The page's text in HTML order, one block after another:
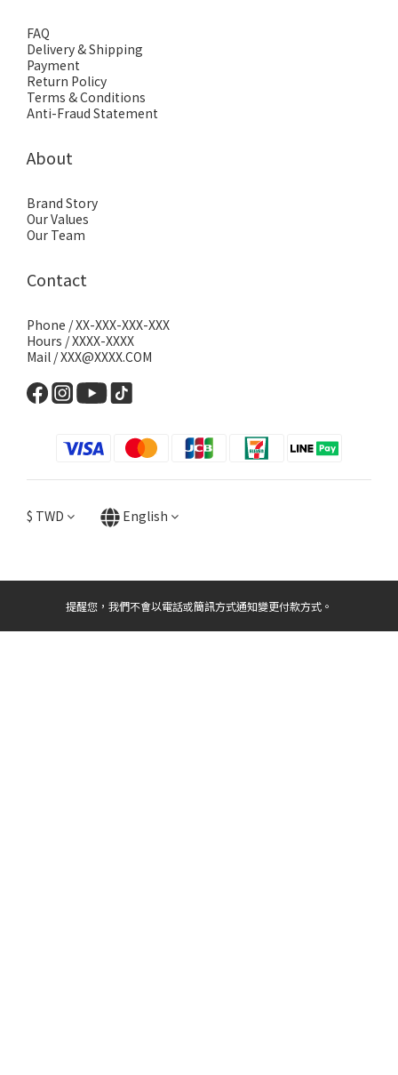
FAQ
Delivery & Shipping
Payment
Return Policy
Terms & Conditions
Anti-Fraud Statement
About
Brand Story
Our Values
Our Team
Contact
Phone / XX-XXX-XXX-XXX
Hours / XXXX-XXXX
Mail / XXX@XXXX.COM
$ TWD English
提醒您，我們不會以電話或簡訊方式通知變更付款方式。